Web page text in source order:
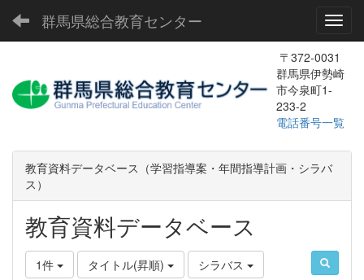
群馬県総合教育センター
〒372-0031
群馬県伊勢崎
市今泉町1-
233-2
電話番号一覧
教育資料データベース（学習指導案・年間指導計画・シラバ
ス）
教育資料データベース
1件 タイトル(昇順) シラバス